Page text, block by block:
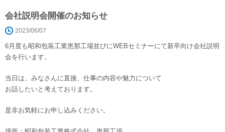
会社説明会開催のお知らせ
2023/06/07
6月度も昭和包装工業恵那工場並びにWEBセミナーにて新卒向け会社説明
会を行います。
当日は、みなさんに直接、仕事の内容や魅力について
お話したいと考えております。
是非お気軽にお申し込みください。